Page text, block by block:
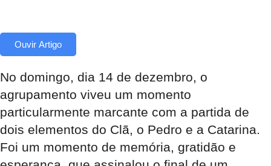
Ouvir Artigo
No domingo, dia 14 de dezembro, o
agrupamento viveu um momento
particularmente marcante com a partida de
dois elementos do Clã, o Pedro e a Catarina.
Foi um momento de memória, gratidão e